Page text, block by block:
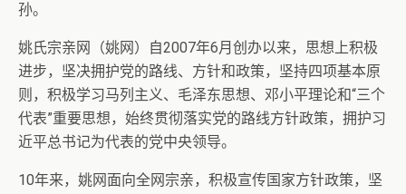
孙。
姚氏宗亲网（姚网）自2007年6月创办以来，思想上积极
进步，坚决拥护党的路线、方针和政策，坚持四项基本原
则，积极学习马列主义、毛泽东思想、邓小平理论和“三个
代表”重要思想，始终贯彻落实党的路线方针政策，拥护习
近平总书记为代表的党中央领导。
10年来，姚网面向全网宗亲，积极宣传国家方针政策，坚